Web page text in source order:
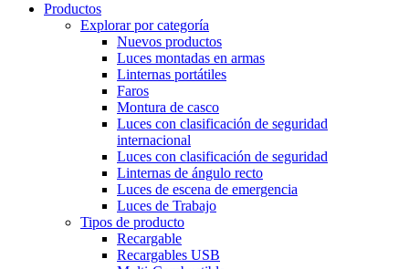
Productos
Explorar por categoría
Nuevos productos
Luces montadas en armas
Linternas portátiles
Faros
Montura de casco
Luces con clasificación de seguridad
internacional
Luces con clasificación de seguridad
Linternas de ángulo recto
Luces de escena de emergencia
Luces de Trabajo
Tipos de producto
Recargable
Recargables USB